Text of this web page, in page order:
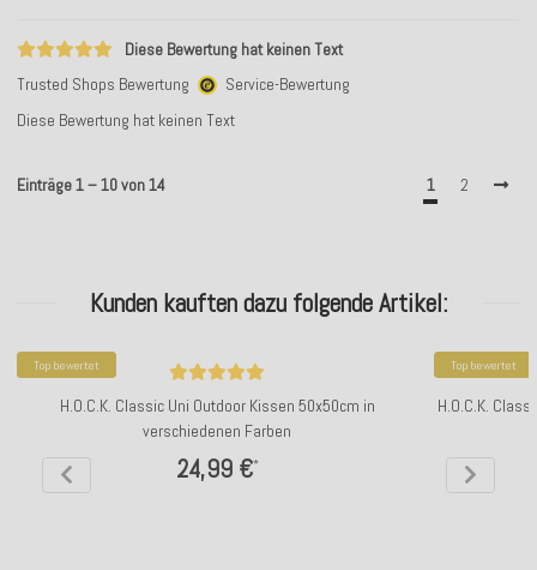
Diese Bewertung hat keinen Text
Trusted Shops Bewertung
Service-Bewertung
Diese Bewertung hat keinen Text
Einträge 1 – 10 von 14 1 2
Kunden kauften dazu folgende Artikel:
Top bewertet
H.O.C.K. Classic Uni Outdoor Kissen 50x50cm in
verschiedenen Farben
24,99 €*
Top bewertet
H.O.C.K.